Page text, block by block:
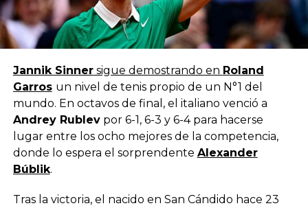
Jannik Sinnersigue demostrando en Roland
Garros un nivel de tenis propio de un N°1 del
mundo. En octavos de final, el italiano venció a
Andrey Rublevpor 6-1, 6-3 y 6-4 para hacerse
lugar entre los ocho mejores de la competencia,
donde lo espera el sorprendente Alexander
Búblik.
Tras la victoria, el nacido en San Cándido hace 23